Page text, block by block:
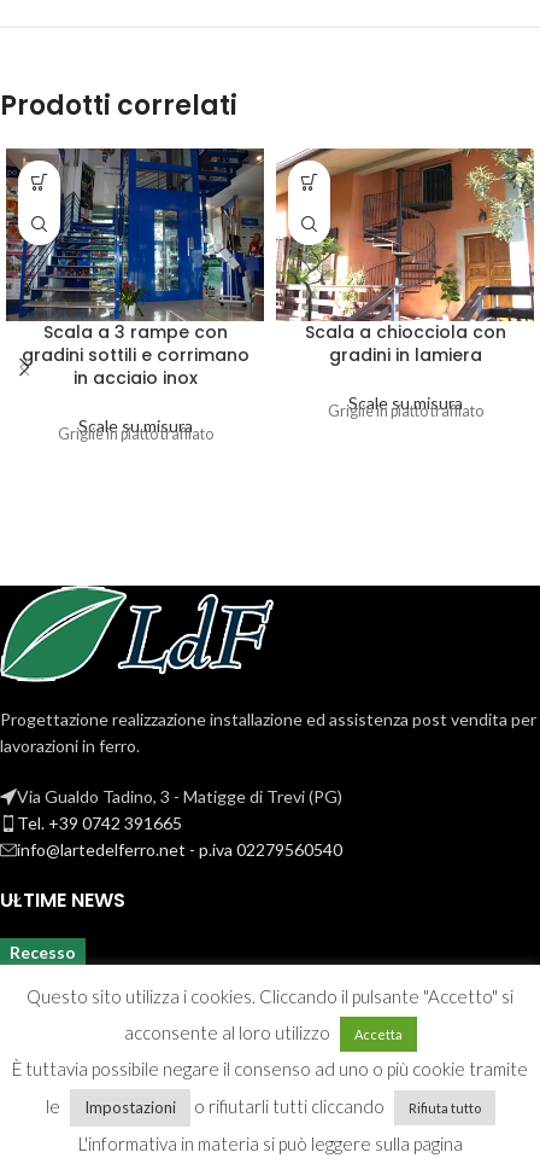
Prodotti correlati
Scala a 3 rampe con
gradini sottili e corrimano
in acciaio inox
Scale su misura
Griglie in piatto trafilato
Scala a chiocciola con
gradini in lamiera
Scale su misura
Griglie in piatto trafilato
Progettazione realizzazione installazione ed assistenza post vendita per
lavorazioni in ferro.
Via Gualdo Tadino, 3 - Matigge di Trevi (PG)
Tel. +39 0742 391665
info@lartedelferro.net - p.iva 02279560540
ULTIME NEWS
Recesso
Privacy & Cookie policy
2022 CREATED BY K7g
Questo sito utilizza i cookies. Cliccando il pulsante "Accetto" si
acconsente al loro utilizzo
Accetta
È tuttavia possibile negare il consenso ad uno o più cookie tramite
le
Impostazioni o rifiutarli tutti cliccando Rifiuta tutto
L'informativa in materia si può leggere sulla pagina